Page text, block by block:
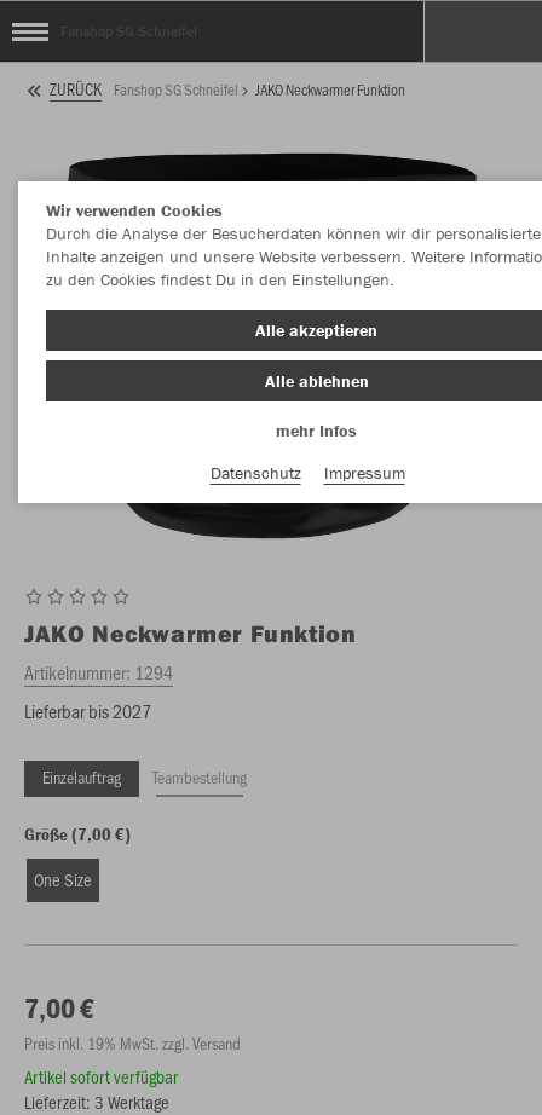
ZURÜCK Fanshop SG Schneifel JAKO Neckwarmer Funktion
JAKO Neckwarmer Funktion
Artikelnummer: 1294
Lieferbar bis 2027
Einzelauftrag Teambestellung
Größe (7,00 €)
One Size
7,00 €
Preis inkl. 19% MwSt. zzgl. Versand
Artikel sofort verfügbar
Lieferzeit: 3 Werktage
Wir verwenden Cookies
Durch die Analyse der Besucherdaten können wir dir personalisierte
Inhalte anzeigen und unsere Website verbessern. Weitere
zu den Cookies findest Du in den Einstellungen.
Alle akzeptieren
Alle ablehnen
mehr Infos
Datenschutz
Impressum